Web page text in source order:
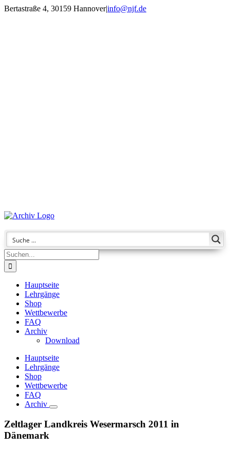
Zum
Bertastraße 4, 30159 Hannover|info@njf.de
Suche
nach:
Hauptseite
Lehrgänge
Shop
Wettbewerbe
FAQ
Archiv
Download
Hauptseite
Lehrgänge
Shop
Wettbewerbe
FAQ
Archiv
Zeltlager Landkreis Wesermarsch 2011 in
Dänemark